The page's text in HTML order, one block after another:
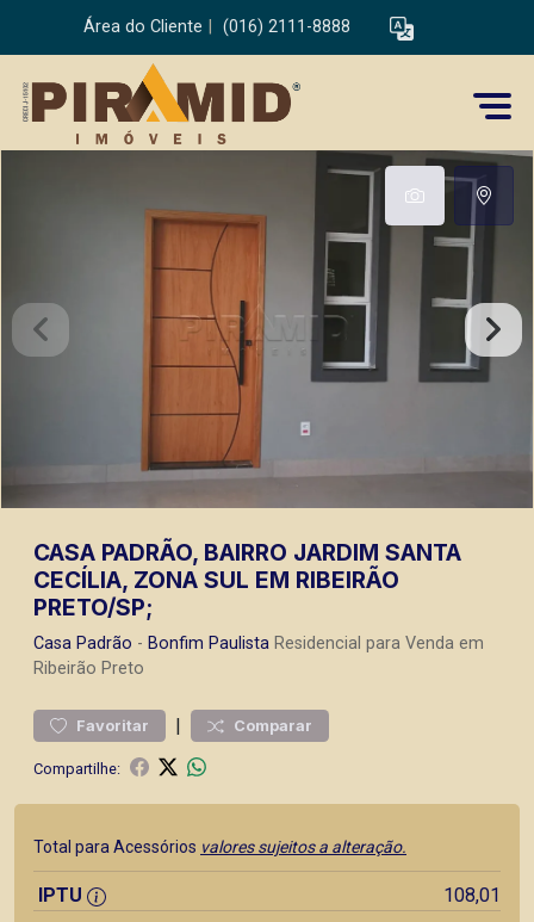
Área do Cliente (016) 2111-8888
CASA PADRÃO, BAIRRO JARDIM SANTA
CECÍLIA, ZONA SUL EM RIBEIRÃO
PRETO/SP;
Casa Padrão - Bonfim Paulista Residencial para Venda em
Ribeirão Preto
Favoritar | Comparar
Compartilhe:
Total para Acessórios valores sujeitos a alteração.
IPTU
108,01